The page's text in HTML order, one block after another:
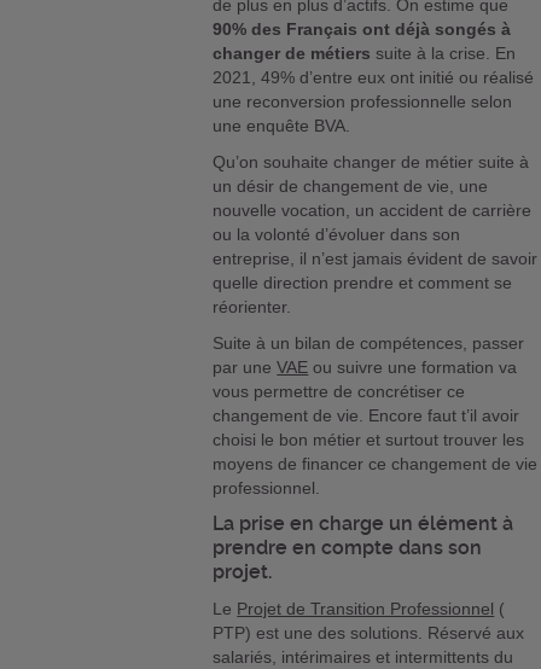
de plus en plus d’actifs. On estime que
90% des Français ont déjà songés à
changer de métiers suite à la crise. En
2021, 49% d’entre eux ont initié ou réalisé
une reconversion professionnelle selon
une enquête BVA.
Qu’on souhaite changer de métier suite à
un désir de changement de vie, une
nouvelle vocation, un accident de carrière
ou la volonté d’évoluer dans son
entreprise, il n’est jamais évident de savoir
quelle direction prendre et comment se
réorienter.
Suite à un bilan de compétences, passer
par uneVAE ou suivre une formation va
vous permettre de concrétiser ce
changement de vie. Encore faut t’il avoir
choisi le bon métier et surtout trouver les
moyens de financer ce changement de vie
professionnel.
La prise en charge un élément à
prendre en compte dans son
projet.
Le Projet de Transition Professionnel (
PTP) est une des solutions. Réservé aux
salariés, intérimaires et intermittents du